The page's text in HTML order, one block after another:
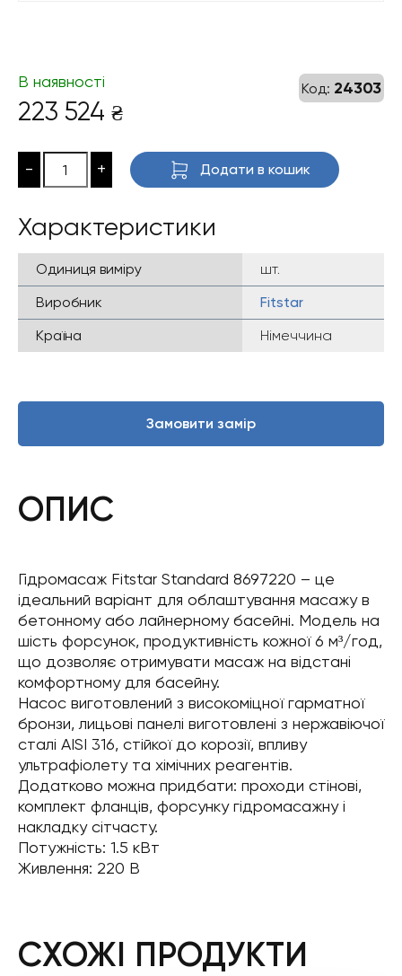
Код: 24303
В наявності
223 524 ₴
- + Додати в кошик
Характеристики
Одиниця виміру
шт.
Виробник
Fitstar
Країна
Німеччина
Замовити замір
ОПИС
Гідромасаж Fitstar Standard 8697220 – це
ідеальний варіант для облаштування масажу в
бетонному або лайнерному басейні. Модель на
шість форсунок, продуктивність кожної 6 м³/год,
що дозволяє отримувати масаж на відстані
комфортному для басейну.
Насос виготовлений з високоміцної гарматної
бронзи, лицьові панелі виготовлені з нержавіючої
сталі AISI 316, стійкої до корозії, впливу
ультрафіолету та хімічних реагентів.
Додатково можна придбати: проходи стінові,
комплект фланців, форсунку гідромасажну і
накладку сітчасту.
Потужність: 1.5 кВт
Живлення: 220 В
СХОЖІ ПРОДУКТИ